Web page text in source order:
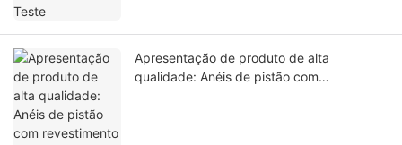
Apresentação de produto de alta
qualidade: Anéis de pistão com